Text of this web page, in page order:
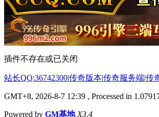
插件不存在或已关闭
站长QQ:36742300|传奇版本|传奇服务端|传
GMT+8, 2026-8-7 12:39 , Processed in
Powered by GM基地 X3.4